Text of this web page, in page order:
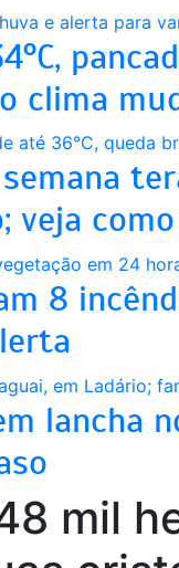
clima
veja
8
lancha
mil